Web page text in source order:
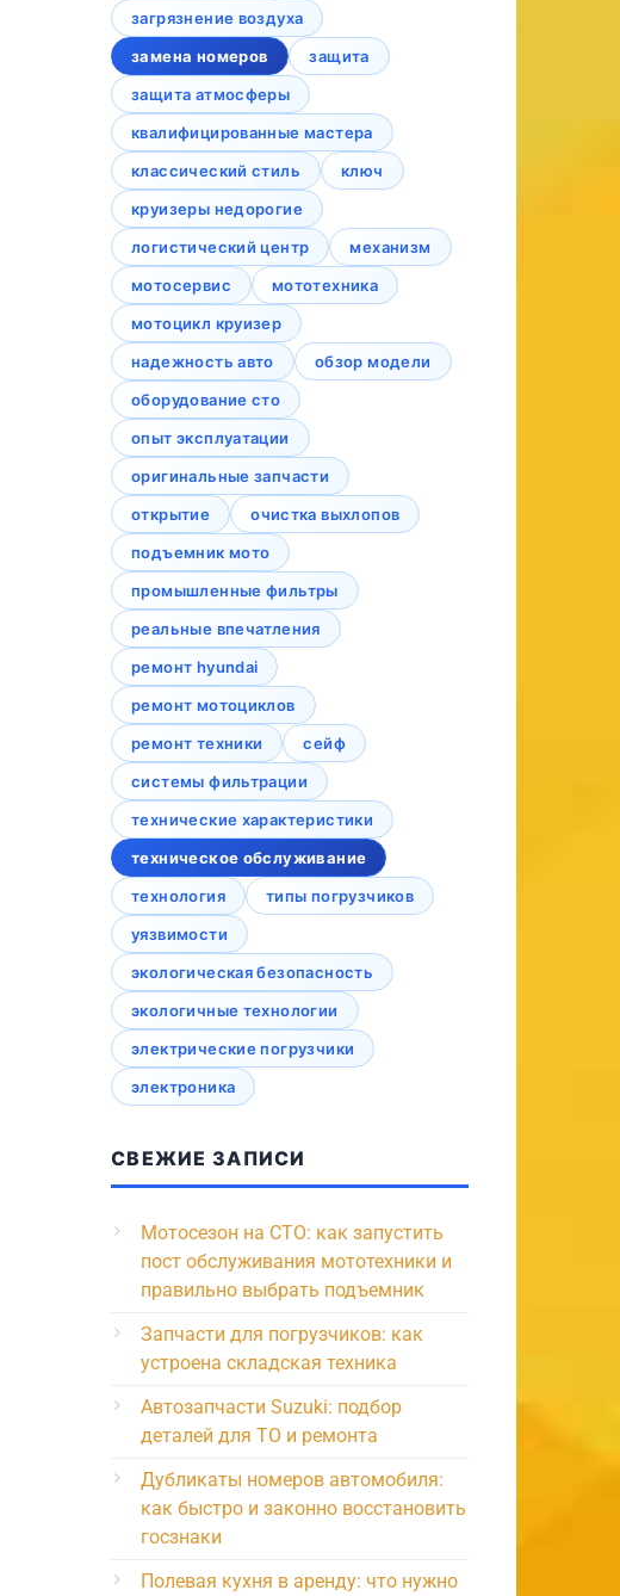
загрязнение воздуха
замена номеров
защита
защита атмосферы
квалифицированные мастера
классический стиль
ключ
круизеры недорогие
логистический центр
механизм
мотосервис
мототехника
мотоцикл круизер
надежность авто
обзор модели
оборудование сто
опыт эксплуатации
оригинальные запчасти
открытие
очистка выхлопов
подъемник мото
промышленные фильтры
реальные впечатления
ремонт hyundai
ремонт мотоциклов
ремонт техники
сейф
системы фильтрации
технические характеристики
техническое обслуживание
технология
типы погрузчиков
уязвимости
экологическая безопасность
экологичные технологии
электрические погрузчики
электроника
СВЕЖИЕ ЗАПИСИ
Мотосезон на СТО: как запустить
пост обслуживания мототехники и
правильно выбрать подъемник
Запчасти для погрузчиков: как
устроена складская техника
Автозапчасти Suzuki: подбор
деталей для ТО и ремонта
Дубликаты номеров автомобиля:
как быстро и законно восстановить
госзнаки
Полевая кухня в аренду: что нужно